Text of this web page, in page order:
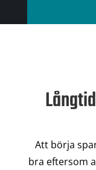
Att börja
bra eftersom